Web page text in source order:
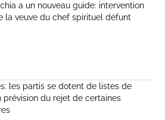
a un nouveau guide: intervention
la veuve du chef spirituel défunt
les partis se dotent de listes de
prévision du rejet de certaines